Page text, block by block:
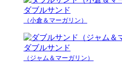
ダブルサンド
（小倉＆マーガリン）
ダブルサンド
（ジャム＆マーガリン）